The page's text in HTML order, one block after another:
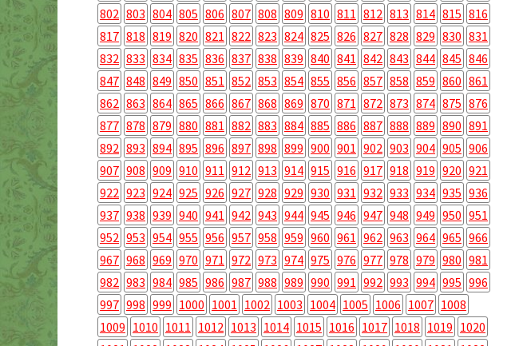
802 803 804 805 806 807 808 809 810 811 812 813 814 815 816
817 818 819 820 821 822 823 824 825 826 827 828 829 830 831
832 833 834 835 836 837 838 839 840 841 842 843 844 845 846
847 848 849 850 851 852 853 854 855 856 857 858 859 860 861
862 863 864 865 866 867 868 869 870 871 872 873 874 875 876
877 878 879 880 881 882 883 884 885 886 887 888 889 890 891
892 893 894 895 896 897 898 899 900 901 902 903 904 905 906
907 908 909 910 911 912 913 914 915 916 917 918 919 920 921
922 923 924 925 926 927 928 929 930 931 932 933 934 935 936
937 938 939 940 941 942 943 944 945 946 947 948 949 950 951
952 953 954 955 956 957 958 959 960 961 962 963 964 965 966
967 968 969 970 971 972 973 974 975 976 977 978 979 980 981
982 983 984 985 986 987 988 989 990 991 992 993 994 995 996
997 998 999 1000 1001 1002 1003 1004 1005 1006 1007 1008
1009 1010 1011 1012 1013 1014 1015 1016 1017 1018 1019 1020